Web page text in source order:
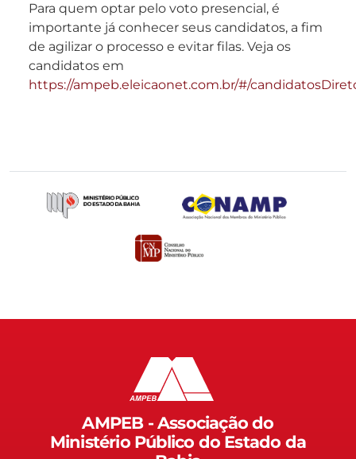
Para quem optar pelo voto presencial, é
importante já conhecer seus candidatos, a fim
de agilizar o processo e evitar filas. Veja os
candidatos em
https://ampeb.eleicaonet.com.br/#/
AMPEB - Associação do
Ministério Público do Estado da